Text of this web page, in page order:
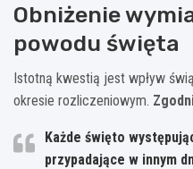
Obniżenie
powodu święta
Istotną kwestią jest wpływ
okresie rozliczeniowym.
Każde święto
przypadające w innym